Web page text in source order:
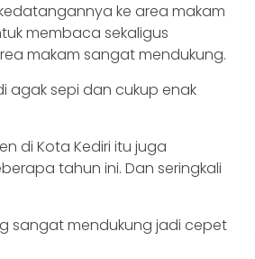
ke area makam
membaca sekaligus
makam sangat mendukung.
agak sepi dan cukup enak
di Kota Kediri itu juga
tahun ini. Dan seringkali
sangat mendukung jadi cepet